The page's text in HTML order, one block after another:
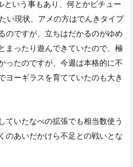
という事もあり、何とかピチュー
い現状、アメの方はでんきタイプ
のですが、立ちはだかるのがゆめ
まったり遊んできていたので、極
ったのですが、今週は本格的に不
ヨーギラスを育てていたのも大き
ていたなべの拡張でも相当数使う
のあいだかけら不足との戦いとな